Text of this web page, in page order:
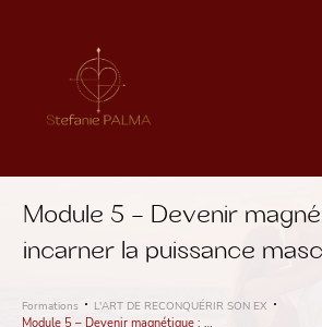
Module 5 – Devenir
incarner la puissance
Formations L'ART DE RECONQUÉRIR SON EX
Module 5 – Devenir magnétique : incarner la puissance masculine